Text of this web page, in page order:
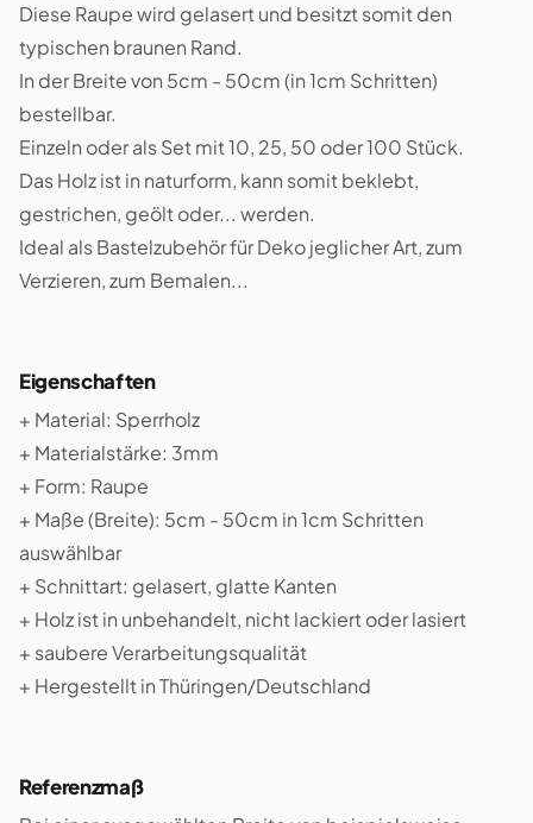
Diese Raupe wird gelasert und besitzt somit den
typischen braunen Rand.
In der Breite von 5cm - 50cm (in 1cm Schritten)
bestellbar.
Einzeln oder als Set mit 10, 25, 50 oder 100 Stück.
Das Holz ist in naturform, kann somit beklebt,
gestrichen, geölt oder... werden.
Ideal als Bastelzubehör für Deko jeglicher Art, zum
Verzieren, zum Bemalen...
Eigenschaften
+ Material: Sperrholz
+ Materialstärke: 3mm
+ Form: Raupe
+ Maße (Breite): 5cm - 50cm in 1cm Schritten
auswählbar
+ Schnittart: gelasert, glatte Kanten
+ Holz ist in unbehandelt, nicht lackiert oder lasiert
+ saubere Verarbeitungsqualität
+ Hergestellt in Thüringen/Deutschland
Referenzmaß